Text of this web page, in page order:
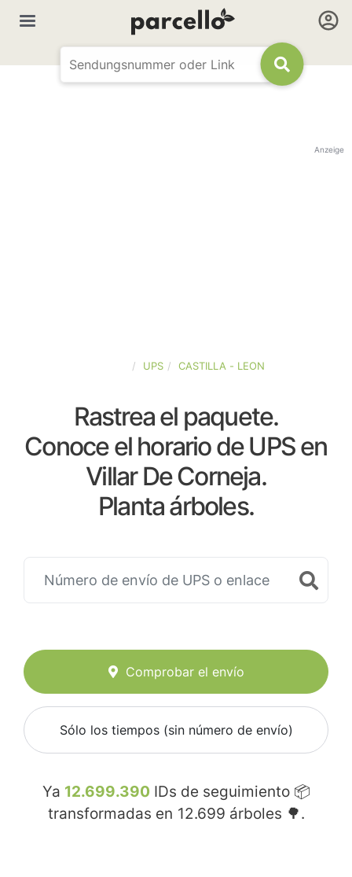
Anzeige
UPS CASTILLA - LEON
Rastrea el paquete.
Conoce el horario de UPS en
Villar De Corneja.
Planta árboles.
Comprobar el envío
Sólo los tiempos (sin número de envío)
Ya 12.699.390 IDs de seguimiento 📦
transformadas en 12.699 árboles 🌳.